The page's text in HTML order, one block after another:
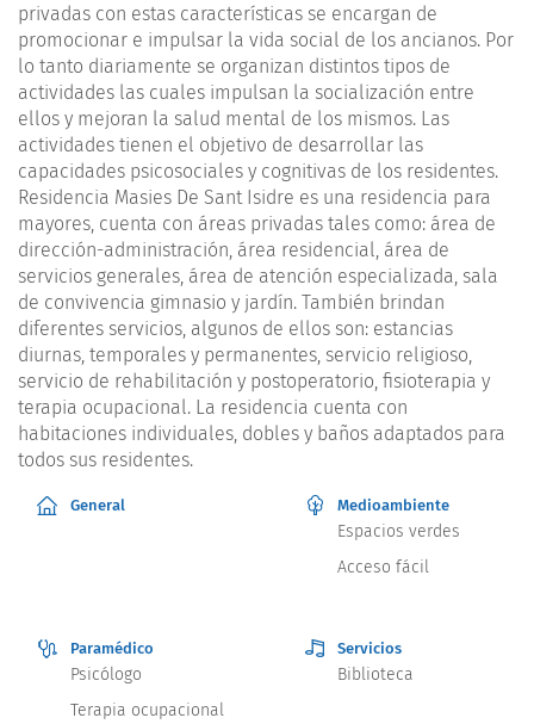
privadas con estas características se encargan de
promocionar e impulsar la vida social de los ancianos. Por
lo tanto diariamente se organizan distintos tipos de
actividades las cuales impulsan la socialización entre
ellos y mejoran la salud mental de los mismos. Las
actividades tienen el objetivo de desarrollar las
capacidades psicosociales y cognitivas de los residentes.
Residencia Masies De Sant Isidre es una residencia para
mayores, cuenta con áreas privadas tales como: área de
dirección-administración, área residencial, área de
servicios generales, área de atención especializada, sala
de convivencia gimnasio y jardín. También brindan
diferentes servicios, algunos de ellos son: estancias
diurnas, temporales y permanentes, servicio religioso,
servicio de rehabilitación y postoperatorio, fisioterapia y
terapia ocupacional. La residencia cuenta con
habitaciones individuales, dobles y baños adaptados para
todos sus residentes.
General Medioambiente
Espacios verdes
Acceso fácil
Paramédico
Psicólogo
Terapia ocupacional
Servicios
Biblioteca